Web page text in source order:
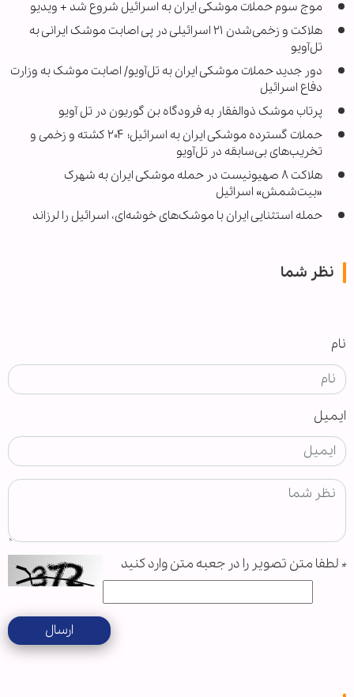
موج سوم حملات موشکی ایران به اسرائیل شروع شد + ویدیو
هلاکت و زخمی‌شدن ۲۱ اسرائیلی در پی اصابت موشک ایرانی به
تل‌آویو
دور جدید حملات موشکی ایران به تل‌آویو/ اصابت موشک به وزارت
دفاع اسرائیل
پرتاب موشک ذوالفقار به فرودگاه بن گوریون در تل آویو
حملات گسترده موشکی ایران به اسرائیل؛ ۲۰۴ کشته و زخمی و
تخریب‌های بی‌سابقه در تل‌آویو
هلاکت ۸ صهیونیست در حمله موشکی ایران به شهرک
«بیت‌شمش» اسرائیل
حمله استثنایی ایران با موشک‌های خوشه‌ای، اسرائیل را لرزاند
نظر شما
نام
ایمیل
* لطفا متن تصویر را در جعبه متن وارد کنید
ارسال